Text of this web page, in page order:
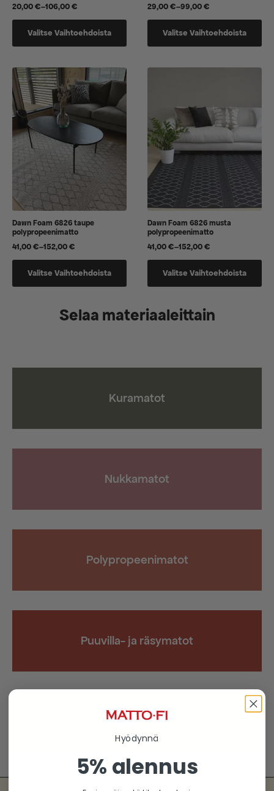
20,00€–106,00€
Hintaluokka:
20,00 €
Valitse Vaihtoehdoista
tuotteella
useampi
muunnelma.
Voit
tehdä
valinnat
tuotteen
sivulla.
29,00€–99,00€
Hintaluokka:
29,00 €
Valitse Vaihtoehdoista
tuotteella
useampi
valinnat
tuotteen
sivulla.
Dawn Foam 6826 taupe
polypropeenimatto
41,00€–152,00€
Hintaluokka:
41,00 €
Valitse Vaihtoehdoista
tuotteella
muunnelma.
Dawn Foam 6826 musta
polypropeenimatto
41,00€–152,00€
Hintaluokka:
41,00 €
Valitse Vaihtoehdoista
tuotteella
useampi
muunnelma.
sivulla.
Selaa materiaaleittain
Kuramatot
Nukkamatot
Polypropeenimatot
Puuvilla- ja räsymatot
Sisalmatot
Hyödynnä
5% alennus